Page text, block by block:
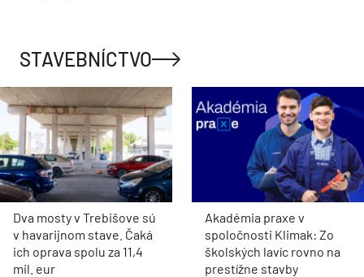
STAVEBNÍCTVO
Dva mosty v Trebišove sú
v havarijnom stave. Čaká
ich oprava spolu za 11,4
mil. eur
Akadémia praxe v
spoločnosti Klimak: Zo
školských lavíc rovno na
prestížne stavby